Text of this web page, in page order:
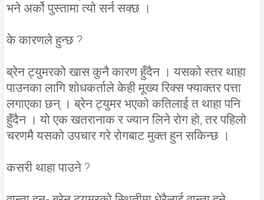
भने अर्को पुस्तामा त्यो सर्न सक्छ ।
के कारणले हुन्छ ?
ब्रेन ट्युमरको खास कुनै कारण हुँदैन । यसको स्तर थाहा
पाउनका लागि शोधकर्ताले केही मूख्य रिक्स फ्याक्तर पत्ता
लगाएका छन् । ब्रेन ट्युमर भएको कतिलाई त थाहा पनि
हुँदैन । यो एक खतरानाक र ज्यान लिने रोग हो, तर पहिलो
चरणमै यसको उपचार गरे रोगबाट मुक्त हुन सकिन्छ ।
कसरी थाहा पाउने ?